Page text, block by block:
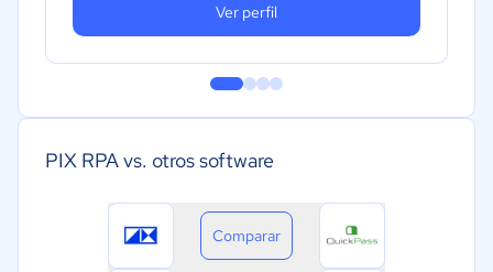
Ver perfil
PIX RPA vs. otros software
Comparar